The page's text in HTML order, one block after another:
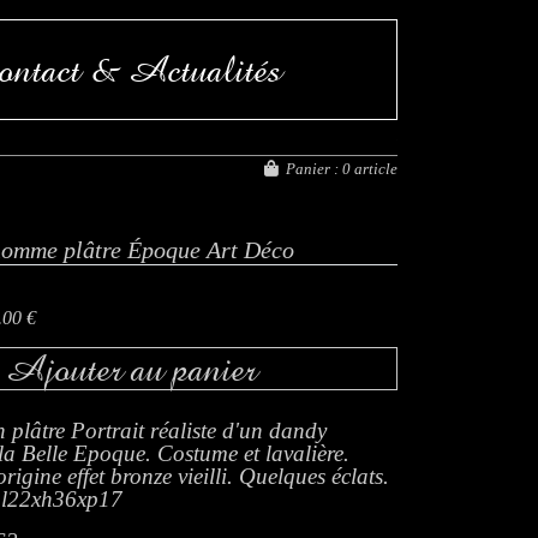
& Actualités
Panier : 0 article
plâtre Époque Art Déco
€
Ajouter au panier
plâtre Portrait réaliste d'un dandy
Belle Epoque. Costume et lavalière.
effet bronze vieilli. Quelques éclats.